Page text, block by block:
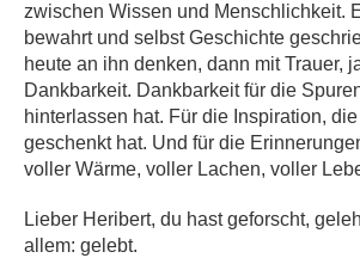
zwischen Wissen und Menschlichkeit.
bewahrt und selbst Geschichte
heute an ihn denken, dann mit Trauer,
Dankbarkeit. Dankbarkeit für die
hinterlassen hat. Für die Inspiration,
geschenkt hat. Und für die
voller Wärme, voller Lachen, voller
Lieber Heribert, du hast geforscht,
allem: gelebt.